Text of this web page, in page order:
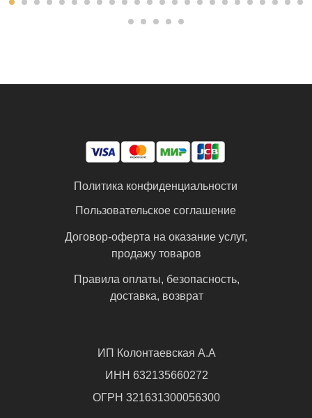
Политика конфиденциальности
Пользовательское соглашение
ИП Колонтаевская А.А
ИНН 632135660272
ОГРН 321631300056300
Договор-оферта на оказание услуг,
продажу товаров
Правила оплаты, безопасность,
доставка, возврат